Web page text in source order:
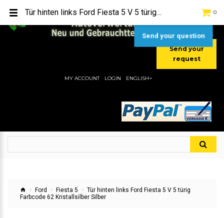
[+49] (0) 2232-5205
[+49] (0) 177 / 4080033
Send your
request
0
MY ACCOUNT LOGIN ENGLISH
Ford Fiesta 5
Tür hinten links Ford Fiesta 5 V 5 türig
Farbcode 62 Kristallsilber Silber
Tür hinten links Ford Fiesta 5 V 5 türig Farbcode 62 Kristallsilber Silber
Send your question